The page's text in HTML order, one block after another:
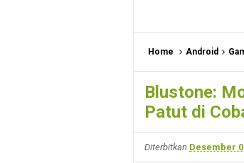
Home Android
Blustone:
Patut di
Diterbitkan Desember